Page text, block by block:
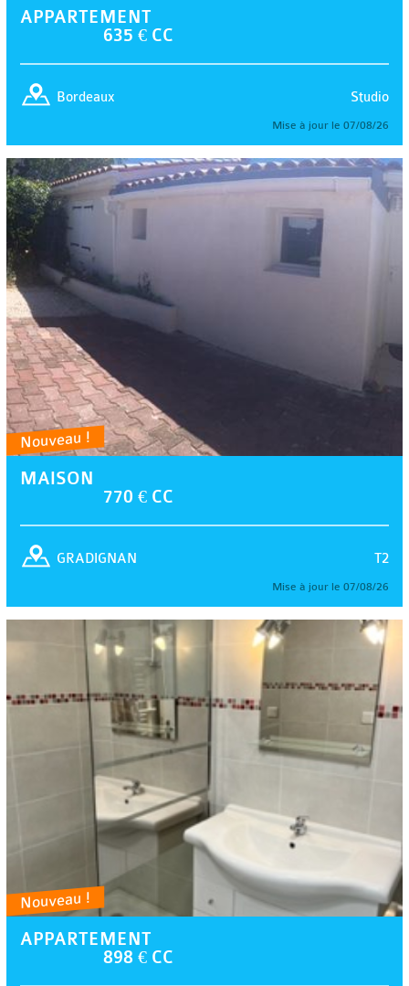
APPARTEMENT
635 € CC
Studio
Bordeaux
Mise à jour le 07/08/26
Nouveau !
MAISON
770 € CC
T2
GRADIGNAN
Mise à jour le 07/08/26
Nouveau !
APPARTEMENT
898 € CC